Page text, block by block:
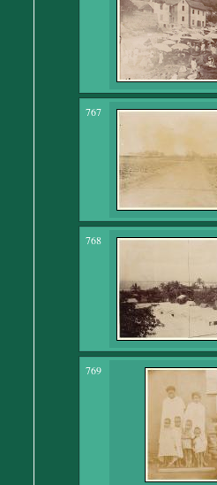
767
768
769